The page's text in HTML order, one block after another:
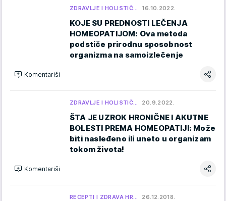
ZDRAVLJE I HOLISTIČ… 16.10.2022.
KOJE SU PREDNOSTI LEČENJA
HOMEOPATIJOM: Ova metoda
podstiče prirodnu sposobnost
organizma na samoizlečenje
Komentariši
ZDRAVLJE I HOLISTIČ… 20.9.2022.
ŠTA JE UZROK HRONIČNE I AKUTNE
BOLESTI PREMA HOMEOPATIJI: Može
biti nasleđeno ili uneto u organizam
tokom života!
Komentariši
RECEPTI I ZDRAVA HR… 26.12.2018.